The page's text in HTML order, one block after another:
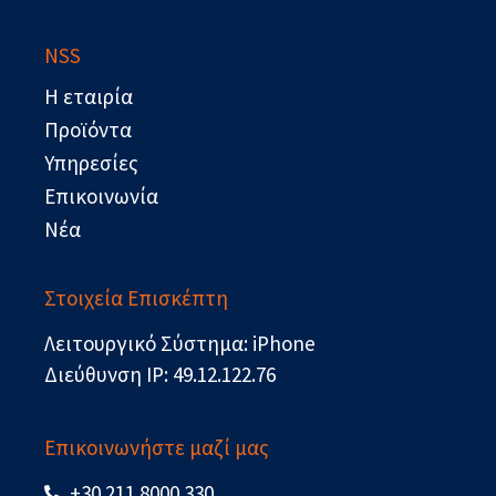
o
o
k
e
r
NSS
Η εταιρία
Προϊόντα
Υπηρεσίες
Επικοινωνία
Νέα
Στοιχεία Επισκέπτη
Λειτουργικό Σύστημα: iPhone
Διεύθυνση IP: 49.12.122.76
Επικοινωνήστε μαζί μας